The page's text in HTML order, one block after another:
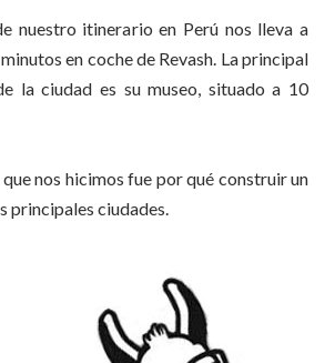
nuestro itinerario en Perú nos lleva a
minutos en coche de Revash. La principal
la ciudad es su museo, situado a 10
nos hicimos fue por qué construir un
principales ciudades.